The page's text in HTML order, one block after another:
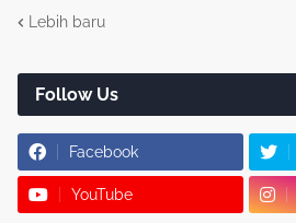
Lebih baru
Follow Us
Facebook
YouTube